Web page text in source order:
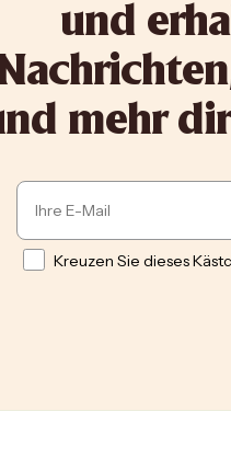
und
mehr
Email
Opt inKreuzen Sie dieses